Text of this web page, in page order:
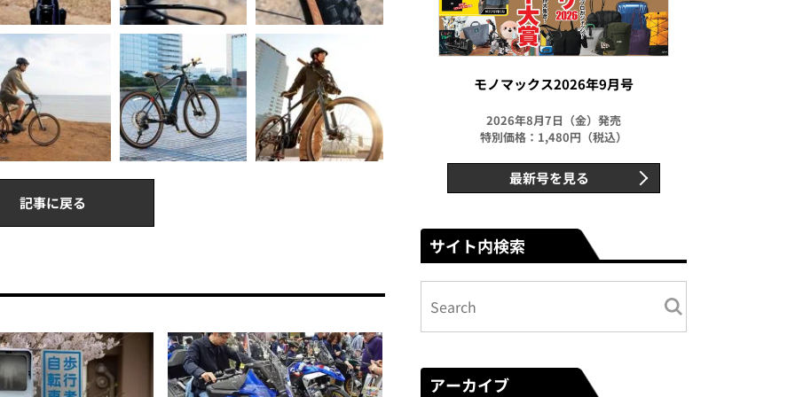
記事に戻る
モノマックス2026年9月号
2026年8月7日（金）発売
特別価格：1,480円（税込）
最新号を見る
サイト内検索
アーカイブ